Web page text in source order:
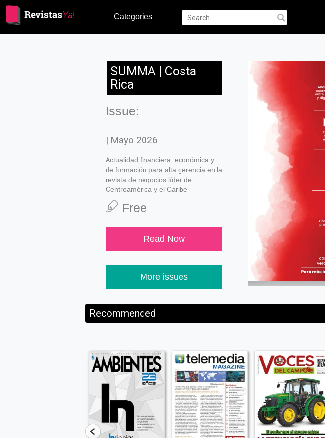
Categories
SUMMA | Costa
Rica
Issue:
| Mayo 2026
Actualidad financiera, económica y
de formación para alta gerencia en la
revista de negocios líder de
Centroamérica y el Caribe
Free
Read Now
More issues
Recommended